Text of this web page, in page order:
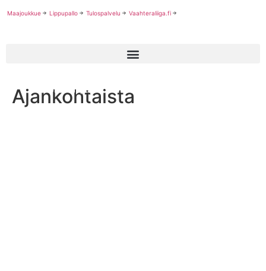
Maajoukkue Lippupallo Tulospalvelu Vaahteraliiga.fi
Ajankohtaista
Nuorten lippupallon Grand Prix -ottelut